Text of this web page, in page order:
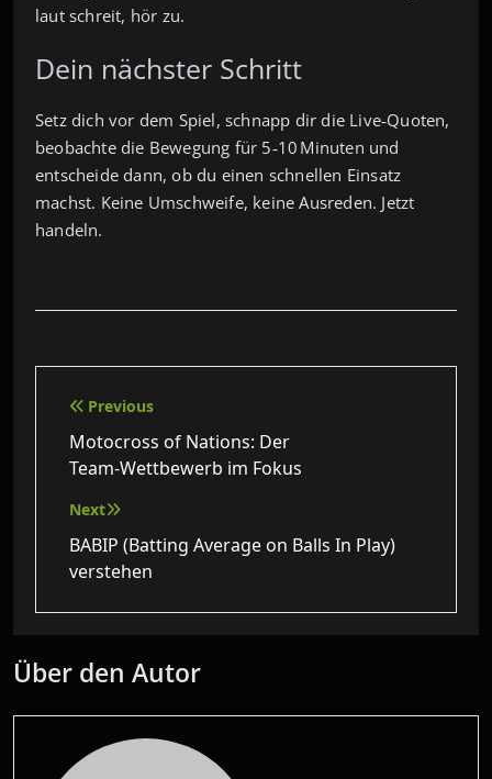
laut schreit, hör zu.
Dein nächster Schritt
Setz dich vor dem Spiel, schnapp dir die Live‑Quoten,
beobachte die Bewegung für 5‑10 Minuten und
entscheide dann, ob du einen schnellen Einsatz
machst. Keine Umschweife, keine Ausreden. Jetzt
handeln.
Beitragsnavigation
Previous
Motocross of Nations: Der
Team‑Wettbewerb im Fokus
Next
BABIP (Batting Average on Balls In Play)
verstehen
Über den Autor